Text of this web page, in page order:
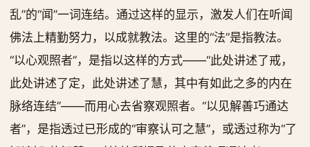
乱”的“闻”一词连结。通过这样的显示，激发人们在听闻
佛法上精勤努力，以成就教法。这里的“法”是指教法。
“以心观照者”，是指以这样的方式——“此处讲述了戒，
此处讲述了定，此处讲述了慧，其中有如此之多的内在
脉络连结”——而用心去省察观照者。“以见解善巧通达
者”，是指透过已形成的“审察认可之慧”，或透过称为“了